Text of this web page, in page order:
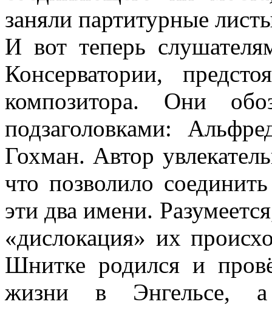
заняли партитурные
И вот теперь
Консерватории,
композитора. Они
подзаголовками:
Гохман. Автор
что позволило
эти два имени.
«дислокация» их
Шнитке родился и
жизни в Энгельсе,